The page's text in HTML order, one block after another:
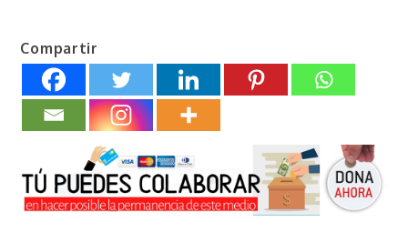
Compartir